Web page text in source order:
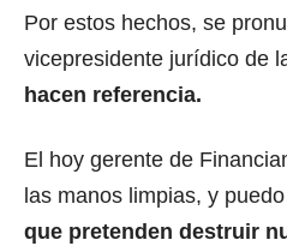
Por estos hechos, se
vicepresidente jurídico de
hacen referencia.
El hoy gerente de
las manos limpias, y
que pretenden destruir